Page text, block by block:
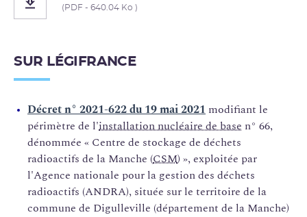
(PDF - 640.04 Ko )
SUR LÉGIFRANCE
Décret n° 2021-622 du 19 mai 2021 modifiant le
périmètre de l'installation nucléaire de base n° 66,
dénommée « Centre de stockage de déchets
radioactifs de la Manche (CSM) », exploitée par
l'Agence nationale pour la gestion des déchets
radioactifs (ANDRA), située sur le territoire de la
commune de Digulleville (département de la Manche)